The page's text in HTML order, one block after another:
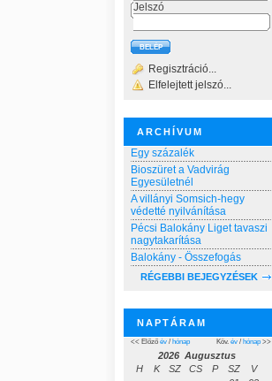
Jelszó
Regisztráció...
Elfelejtett jelszó...
ARCHÍVUM
Egy százalék
Bioszüret a Vadvirág
Egyesületnél
A villányi Somsich-hegy
védetté nyilvánítása
Pécsi Balokány Liget tavaszi
nagytakarítása
Balokány - Összefogás
RÉGEBBI BEJEGYZÉSEK
NAPTÁRAM
<< Előző év / hónap Köv. év / hónap >>
2026 Augusztus
H
K SZ CS P SZ
V